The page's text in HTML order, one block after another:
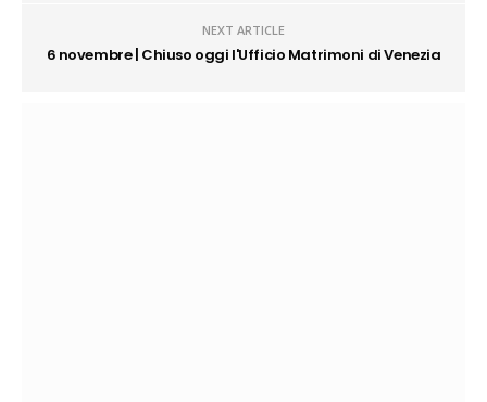
NEXT ARTICLE
6 novembre | Chiuso oggi l'Ufficio Matrimoni di Venezia